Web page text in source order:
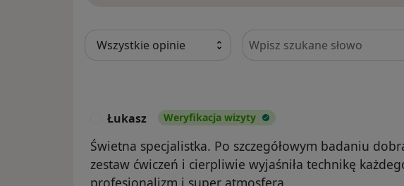
Szukaj w opiniach
Łukasz Weryfikacja wizyty
Świetna specjalistka. Po szczegółowym badaniu
zestaw ćwiczeń i cierpliwie wyjaśniła technikę
profesjonalizm i super atmosfera